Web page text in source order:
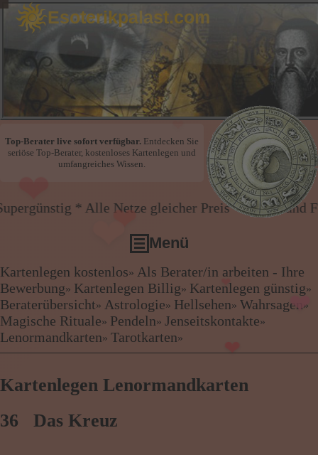
❤
❤
❤
❤
❤ ❤
Esoterikpalast.com
Top-Berater live sofort verfügbar.Entdecken Sie
seriöse Top-Berater, kostenloses Kartenlegen und
umfangreiches Wissen.
gleicher Preis * Handy und Festnetz gleicher
Menü
Kartenlegen kostenlos
Als Berater/in arbeiten - Ihre Bewerbung
Kartenlegen Billig
Kartenlegen günstig
Beraterübersicht
Hellsehen
Wahrsagen
Magische Rituale
Kartenlegen kostenlos» Als Berater/in arbeiten - Ihre
Bewerbung» Kartenlegen Billig» Kartenlegen günstig»
Beraterübersicht» Astrologie» Hellsehen» Wahrsagen»
Magische Rituale» Pendeln» Jenseitskontakte»
Lenormandkarten» Tarotkarten»
Kartenlegen Lenormandkarten
36 Das Kreuz